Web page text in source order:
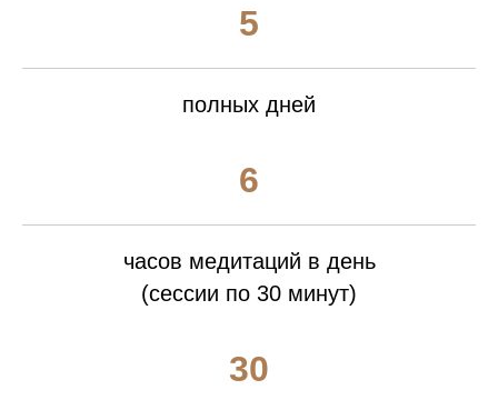
5
полных дней
6
часов медитаций в день
(сессии по 30 минут)
30